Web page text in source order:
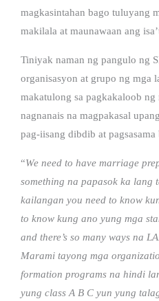
magkasintahan bago tuluyang
makilala at maunawaan ang
Tiniyak naman ng pangulo ng
organisasyon at grupo ng mga
makatulong sa pagkakaloob ng
nagnanais na magpakasal
pag-iisang dibdib at pagsasama
“We need to have marriage
something na papasok ka lang
kailangan you need to know
to know kung ano yung mga
and there’s so many ways na
Marami tayong mga
formation programs na hindi
yung class A B C yun yung